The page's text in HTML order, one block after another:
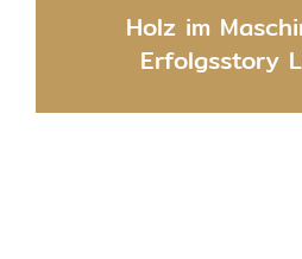
Holz im
Erfolgsstory